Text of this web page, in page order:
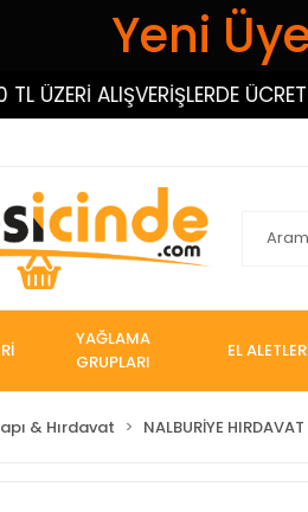
Yeni
ALIŞVERİŞLERDE ÜCRETSİZ
YAĞLAMA
GRUPLARI
EL
& Hırdavat NALBURİYE HIRDAVAT